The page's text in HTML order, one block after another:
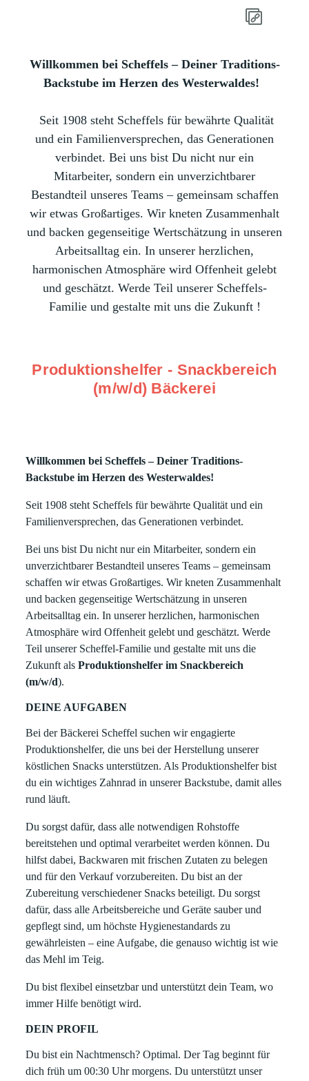
Willkommen bei Scheffels – Deiner Traditions-
Backstube im Herzen des Westerwaldes!
Seit 1908 steht Scheffels für bewährte Qualität
und ein Familienversprechen, das Generationen
verbindet. Bei uns bist Du nicht nur ein
Mitarbeiter, sondern ein unverzichtbarer
Bestandteil unseres Teams – gemeinsam schaffen
wir etwas Großartiges. Wir kneten Zusammenhalt
und backen gegenseitige Wertschätzung in unseren
Arbeitsalltag ein. In unserer herzlichen,
harmonischen Atmosphäre wird Offenheit gelebt
und geschätzt. Werde Teil unserer Scheffels-
Familie und gestalte mit uns die Zukunft !
Produktionshelfer - Snackbereich
(m/w/d) Bäckerei
Willkommen bei Scheffels – Deiner Traditions-
Backstube im Herzen des Westerwaldes!
Seit 1908 steht Scheffels für bewährte Qualität und ein
Familienversprechen, das Generationen verbindet.
Bei uns bist Du nicht nur ein Mitarbeiter, sondern ein
unverzichtbarer Bestandteil unseres Teams – gemeinsam
schaffen wir etwas Großartiges. Wir kneten Zusammenhalt
und backen gegenseitige Wertschätzung in unseren
Arbeitsalltag ein. In unserer herzlichen, harmonischen
Atmosphäre wird Offenheit gelebt und geschätzt. Werde
Teil unserer Scheffel-Familie und gestalte mit uns die
Zukunft alsProduktionshelfer im Snackbereich
(m/w/d).
DEINE AUFGABEN
Bei der Bäckerei Scheffel suchen wir engagierte
Produktionshelfer, die uns bei der Herstellung unserer
köstlichen Snacks unterstützen. Als Produktionshelfer bist
du ein wichtiges Zahnrad in unserer Backstube, damit alles
rund läuft.
Du sorgst dafür, dass alle notwendigen Rohstoffe
bereitstehen und optimal verarbeitet werden können. Du
hilfst dabei, Backwaren mit frischen Zutaten zu belegen
und für den Verkauf vorzubereiten. Du bist an der
Zubereitung verschiedener Snacks beteiligt. Du sorgst
dafür, dass alle Arbeitsbereiche und Geräte sauber und
gepflegt sind, um höchste Hygienestandards zu
gewährleisten – eine Aufgabe, die genauso wichtig ist wie
das Mehl im Teig.
Du bist flexibel einsetzbar und unterstützt dein Team, wo
immer Hilfe benötigt wird.
DEIN PROFIL
Du bist ein Nachtmensch? Optimal. Der Tag beginnt für
dich früh um 00:30 Uhr morgens. Du unterstützt unser